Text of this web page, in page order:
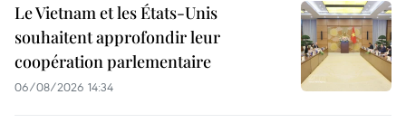
Le Vietnam et les États-Unis
souhaitent approfondir leur
coopération parlementaire
06/08/2026 14:34